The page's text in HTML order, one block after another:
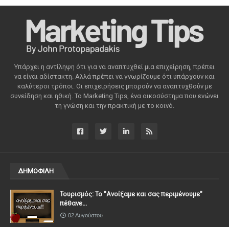
Υπάρχει η αντίληψη ότι για να αναπτυχθεί μια επιχείρηση, πρέπει
να είναι αδίστακτη. Αλλά πρέπει να γνωρίζουμε ότι υπάρχουν και
καλύτεροι τρόποι. Οι επιχειρήσεις μπορούν να αναπτυχθούν με
συνείδηση ​​και ηθική. Το Marketing Tips, ένα οικοσύστημα που ενώνει
τη γνώση και την πρακτική με το κοινό.
ΔΗΜΟΦΙΛΗ
Τουρισμός: Το "Ανοίξαμε και σας περιμένουμε"
πέθανε...
02 Αυγούστου